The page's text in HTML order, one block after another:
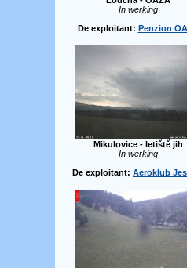
In werking
De exploitant: Penzion
Mikulovice - letiště jih
In werking
De exploitant: Aeroklub